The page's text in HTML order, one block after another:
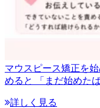
マウスピース矯正を
めると 「まだ始めた
詳しく見る